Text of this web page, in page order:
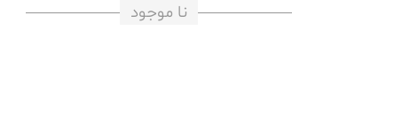
نا موجود